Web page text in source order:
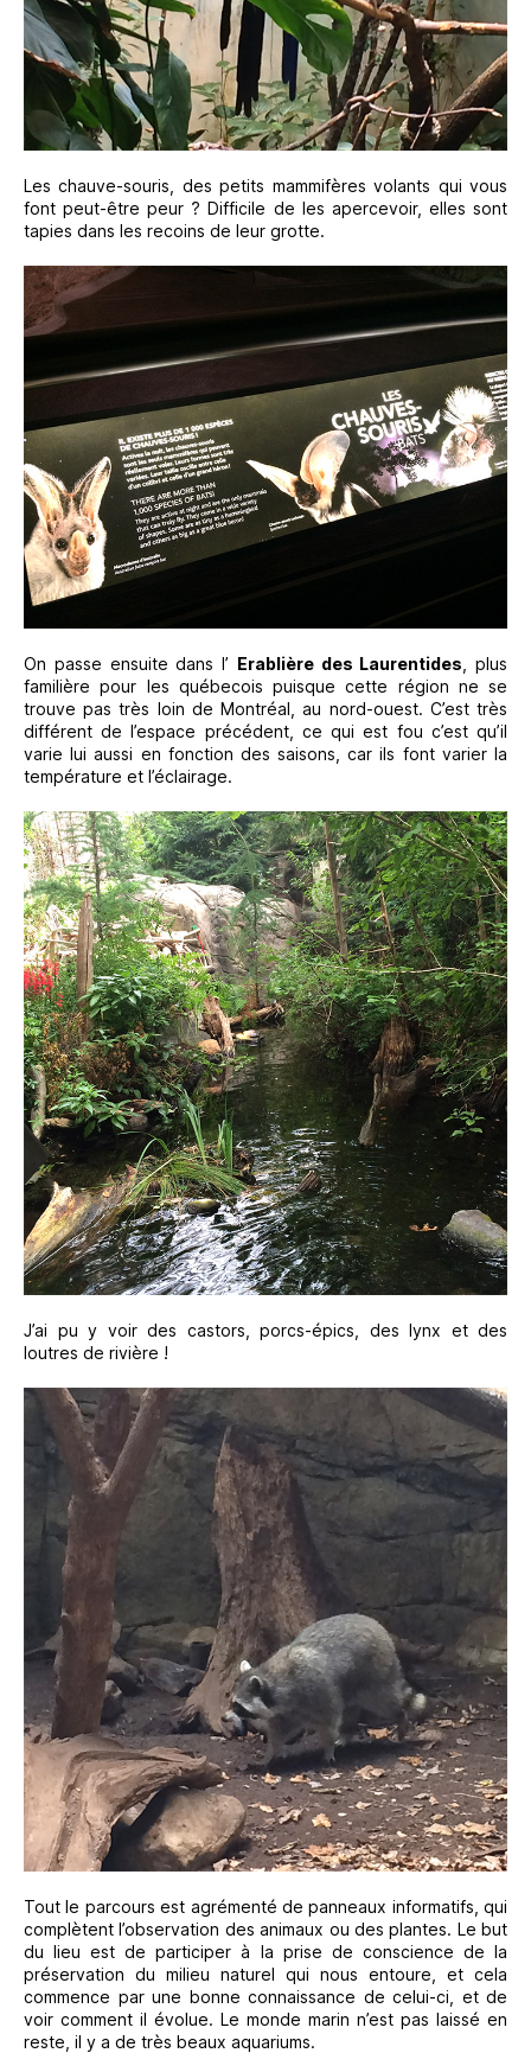
Les chauve-souris, des petits mammifères volants qui vous
font peut-être peur ? Difficile de les apercevoir, elles sont
tapies dans les recoins de leur grotte.
On passe ensuite dans l’ Erablière des Laurentides , plus
familière pour les québecois puisque cette région ne se
trouve pas très loin de Montréal, au nord-ouest. C’est très
différent de l’espace précédent, ce qui est fou c’est qu’il
varie lui aussi en fonction des saisons, car ils font varier la
température et l’éclairage.
J’ai pu y voir des castors, porcs-épics, des lynx et des
loutres de rivière !
Tout le parcours est agrémenté de panneaux informatifs, qui
complètent l’observation des animaux ou des plantes. Le but
du lieu est de participer à la prise de conscience de la
préservation du milieu naturel qui nous entoure, et cela
commence par une bonne connaissance de celui-ci, et de
voir comment il évolue. Le monde marin n’est pas laissé en
reste, il y a de très beaux aquariums.